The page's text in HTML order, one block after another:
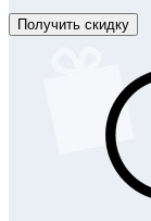
Получить скидку